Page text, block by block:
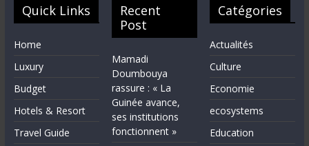
Quick Links
Home
Luxury
Budget
Hotels & Resort
Travel Guide
Recent
Post
Mamadi
Doumbouya
rassure : « La
Guinée avance,
ses institutions
fonctionnent »
Catégories
Actualités
Culture
Economie
ecosystems
Education